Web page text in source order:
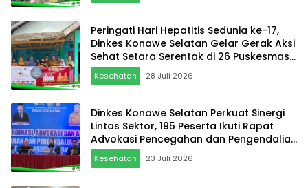
Peringati Hari Hepatitis Sedunia ke-17,
Dinkes Konawe Selatan Gelar Gerak Aksi
Sehat Setara Serentak di 26 Puskesmas
dan 1 Rumah Sakit
Kesehatan 28 Juli 2026
Dinkes Konawe Selatan Perkuat Sinergi
Lintas Sektor, 195 Peserta Ikuti Rapat
Advokasi Pencegahan dan Pengendalian
Penyakit
Kesehatan 23 Juli 2026